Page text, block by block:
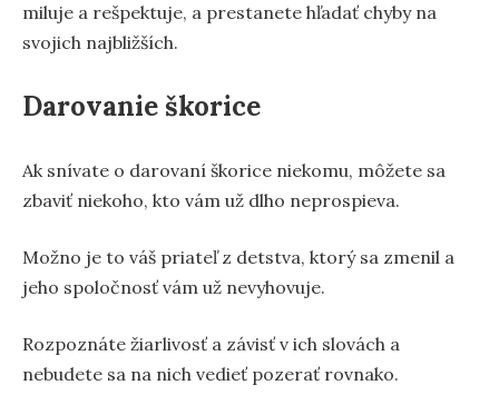
miluje a rešpektuje, a prestanete hľadať chyby na
svojich najbližších.
Darovanie škorice
Ak snívate o darovaní škorice niekomu, môžete sa
zbaviť niekoho, kto vám už dlho neprospieva.
Možno je to váš priateľ z detstva, ktorý sa zmenil a
jeho spoločnosť vám už nevyhovuje.
Rozpoznáte žiarlivosť a závisť v ich slovách a
nebudete sa na nich vedieť pozerať rovnako.